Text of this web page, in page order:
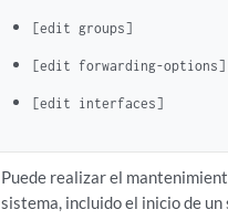
[edit groups]
[edit forwarding-options]
[edit interfaces]
Puede realizar el
sistema, incluido el inicio de un